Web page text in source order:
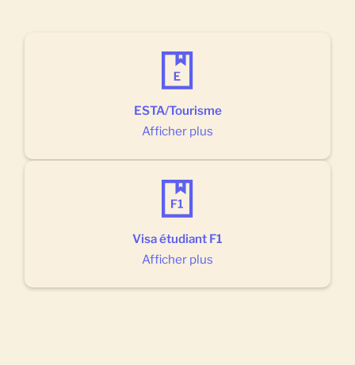
ESTA/Tourisme
Afficher plus
Visa étudiant F1
Afficher plus